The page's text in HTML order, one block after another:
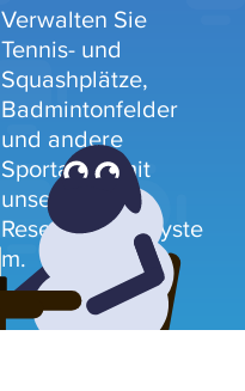
Verwalten Sie
Tennis- und
Squashplätze,
Badmintonfelder
und andere
Sportarten mit
unserem
Reservierungssyste
m.